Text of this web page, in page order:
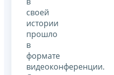
своей
истории
прошло
в
формате
видеоконференции.